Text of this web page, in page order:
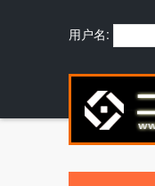
用户名: